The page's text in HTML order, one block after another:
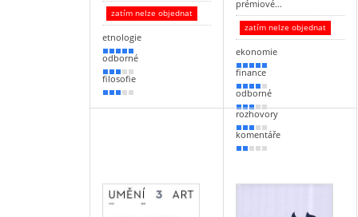
zatím nelze objednat
etnologie
100 %
odborné
50 %
filosofie
50 %
prémiové…
zatím nelze objednat
ekonomie
90 %
finance
80 %
odborné
50 %
rozhovory
50 %
komentáře
40 %